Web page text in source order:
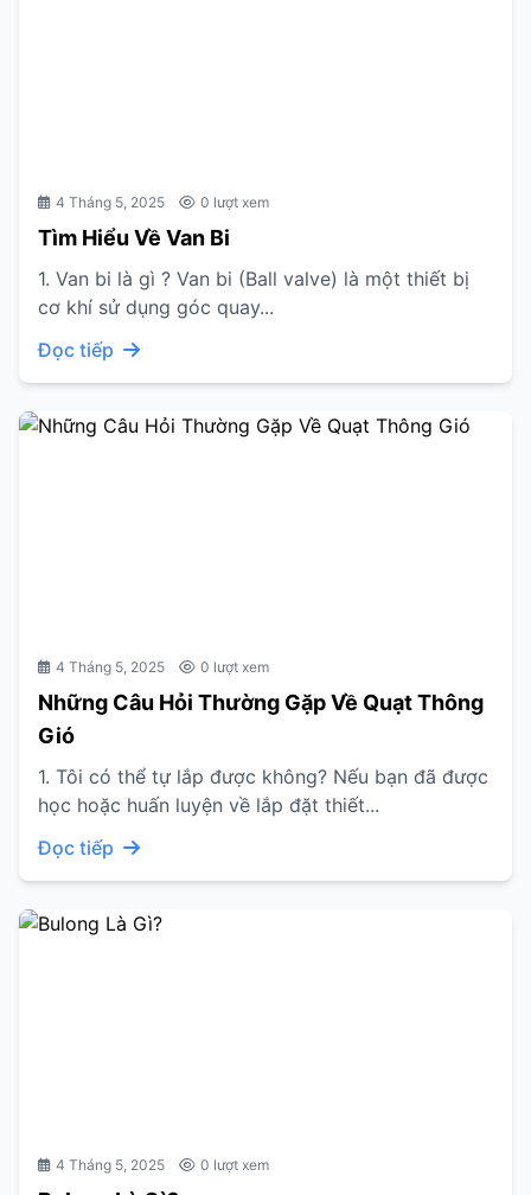
4 Tháng 5, 2025 0 lượt xem
Tìm Hiểu Về Van Bi
1. Van bi là gì ? Van bi (Ball valve) là một thiết bị
cơ khí sử dụng góc quay...
Đọc tiếp
4 Tháng 5, 2025 0 lượt xem
Những Câu Hỏi Thường Gặp Về Quạt Thông
Gió
1. Tôi có thể tự lắp được không? Nếu bạn đã được
học hoặc huấn luyện về lắp đặt thiết...
Đọc tiếp
4 Tháng 5, 2025 0 lượt xem